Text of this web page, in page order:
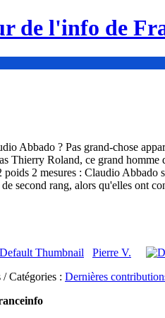
de l'info de
Abbado ? Pas grand-chose
Thierry Roland, ce grand
2 mesures : Claudio Abbado
second rang, alors qu'elles ont
Pierre V.
Catégories : Dernières